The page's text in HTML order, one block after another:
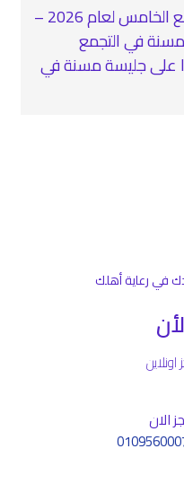
جليسة لسيدة مسنة في التجمع الخامس لعام 2026 –
مسنة في التجمع
على جليسة مسنة في
في رعاية أهلك
الان